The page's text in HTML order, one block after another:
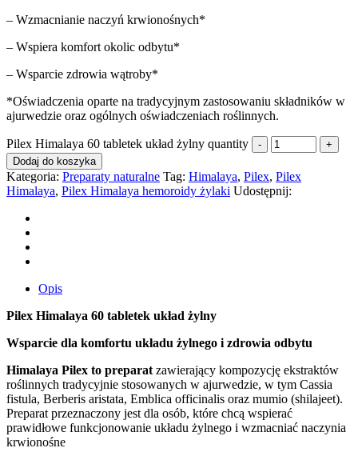
– Wzmacnianie naczyń krwionośnych*
– Wspiera komfort okolic odbytu*
– Wsparcie zdrowia wątroby*
*Oświadczenia oparte na tradycyjnym zastosowaniu składników w
ajurwedzie oraz ogólnych oświadczeniach roślinnych.
Pilex Himalaya 60 tabletek układ żylny quantity
Dodaj do koszyka
Kategoria: Preparaty naturalne Tag: Himalaya, Pilex, Pilex
Himalaya, Pilex Himalaya hemoroidy żylaki Udostępnij:
Opis
Pilex Himalaya 60 tabletek układ żylny
Wsparcie dla komfortu układu żylnego i zdrowia odbytu
Himalaya Pilex to preparat zawierający kompozycję ekstraktów
roślinnych tradycyjnie stosowanych w ajurwedzie, w tym Cassia
fistula, Berberis aristata, Emblica officinalis oraz mumio (shilajeet).
Preparat przeznaczony jest dla osób, które chcą wspierać
prawidłowe funkcjonowanie układu żylnego i wzmacniać naczynia
krwionośne